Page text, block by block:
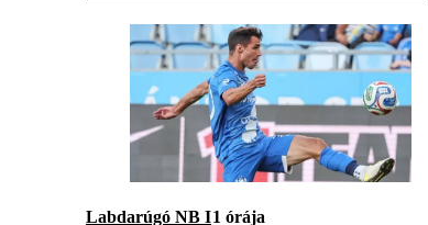
Labdarúgó NB I1 órája